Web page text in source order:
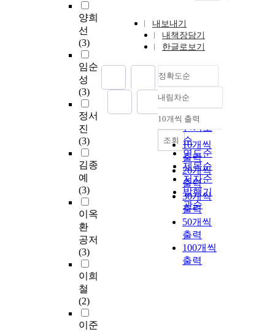
양희
선
(3)
임순
성
(3)
정서
진
(3)
김종
예
(3)
이옥
환
공저
(3)
이희
철
(2)
이준
내보내기
내책장담기
한글로보기
정확도순
정확도
순
인기도
순
연도순
제목순
저자순
발행기
관순
내림차순
내림차순
10개씩 출력
10개씩
출력
20개씩
출력
30개씩
출력
50개씩
출력
100개씩
출력
조회